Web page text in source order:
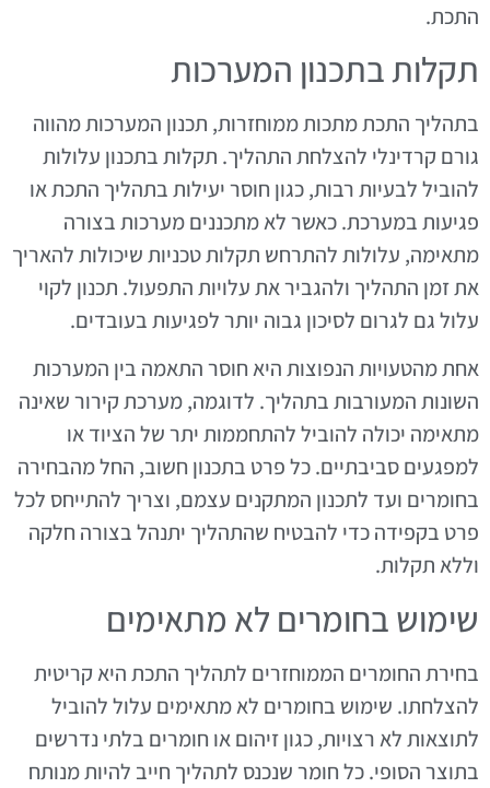
התכת.
תקלות בתכנון המערכות
בתהליך התכת מתכות ממוחזרות, תכנון המערכות מהווה
גורם קרדינלי להצלחת התהליך. תקלות בתכנון עלולות
להוביל לבעיות רבות, כגון חוסר יעילות בתהליך התכת או
פגיעות במערכת. כאשר לא מתכננים מערכות בצורה
מתאימה, עלולות להתרחש תקלות טכניות שיכולות להאריך
את זמן התהליך ולהגביר את עלויות התפעול. תכנון לקוי
עלול גם לגרום לסיכון גבוה יותר לפגיעות בעובדים.
אחת מהטעויות הנפוצות היא חוסר התאמה בין המערכות
השונות המעורבות בתהליך. לדוגמה, מערכת קירור שאינה
מתאימה יכולה להוביל להתחממות יתר של הציוד או
למפגעים סביבתיים. כל פרט בתכנון חשוב, החל מהבחירה
בחומרים ועד לתכנון המתקנים עצמם, וצריך להתייחס לכל
פרט בקפידה כדי להבטיח שהתהליך יתנהל בצורה חלקה
וללא תקלות.
שימוש בחומרים לא מתאימים
בחירת החומרים הממוחזרים לתהליך התכת היא קריטית
להצלחתו. שימוש בחומרים לא מתאימים עלול להוביל
לתוצאות לא רצויות, כגון זיהום או חומרים בלתי נדרשים
בתוצר הסופי. כל חומר שנכנס לתהליך חייב להיות מנותח